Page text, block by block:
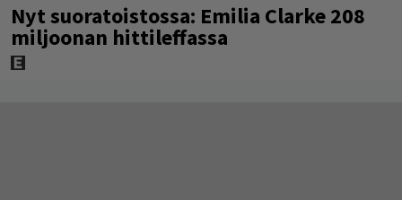
Nyt suoratoistossa: Emilia Clarke 208
miljoonan hittileffassa